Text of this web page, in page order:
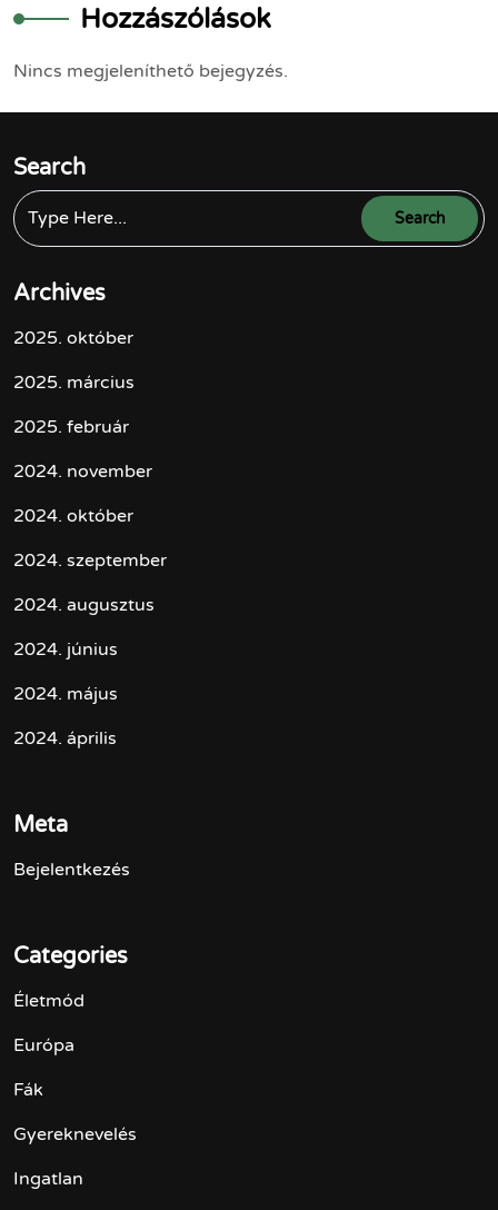
Hozzászólások
Nincs megjeleníthető bejegyzés.
Search
Archives
2025. október
2025. március
2025. február
2024. november
2024. október
2024. szeptember
2024. augusztus
2024. június
2024. május
2024. április
Meta
Bejelentkezés
Categories
Életmód
Európa
Fák
Gyereknevelés
Ingatlan